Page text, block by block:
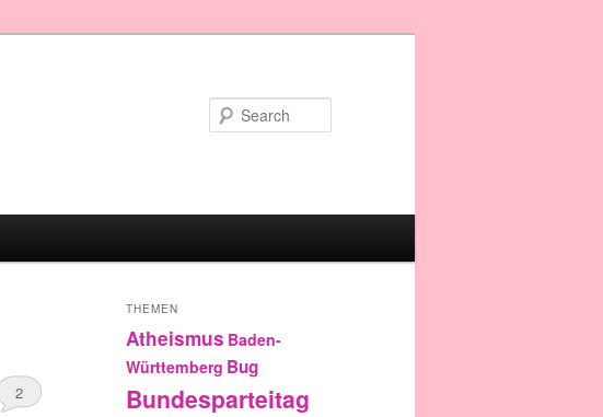
2
THEMEN
Atheismus Baden-
Württemberg Bug
Bundesparteitag